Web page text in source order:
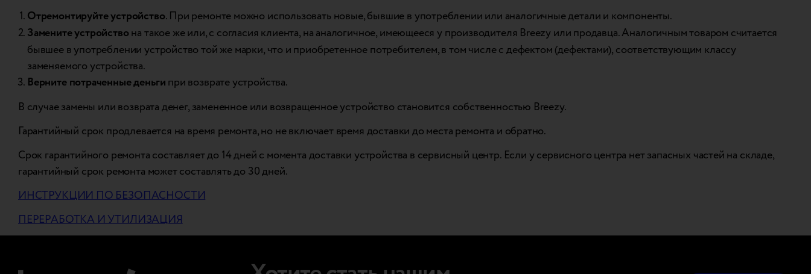
Отремонтируйте устройство. При ремонте можно использовать новые, бывшие в употреблении или аналогичные детали и компоненты.
Замените устройство на такое же или, с согласия клиента, на аналогичное, имеющееся у производителя Breezy или продавца. Аналогичным товаром считается
бывшее в употреблении устройство той же марки, что и приобретенное потребителем, в том числе с дефектом (дефектами), соответствующим классу
заменяемого устройства.
Верните потраченные деньги при возврате устройства.
В случае замены или возврата денег, замененное или возвращенное устройство становится собственностью Breezy.
Гарантийный срок продлевается на время ремонта, но не включает время доставки до места ремонта и обратно.
Срок гарантийного ремонта составляет до 14 дней с момента доставки устройства в сервисный центр. Если у сервисного центра нет запасных частей на складе,
гарантийный срок ремонта может составлять до 30 дней.
ИНСТРУКЦИИ ПО БЕЗОПАСНОСТИ
ПЕРЕРАБОТКА И УТИЛИЗАЦИЯ